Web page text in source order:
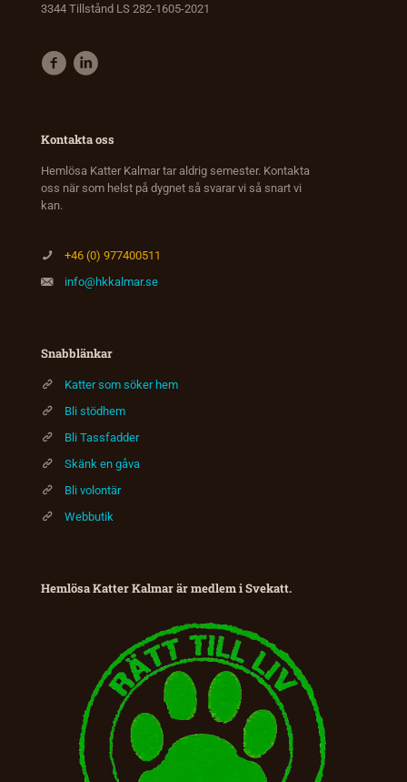
3344 Tillstånd LS 282-1605-2021
Kontakta oss
Hemlösa Katter Kalmar tar aldrig semester. Kontakta
oss när som helst på dygnet så svarar vi så snart vi
kan.
+46 (0) 977400511
info@hkkalmar.se
Snabblänkar
Katter som söker hem
Bli stödhem
Bli Tassfadder
Skänk en gåva
Bli volontär
Webbutik
Hemlösa Katter Kalmar är medlem i Svekatt.